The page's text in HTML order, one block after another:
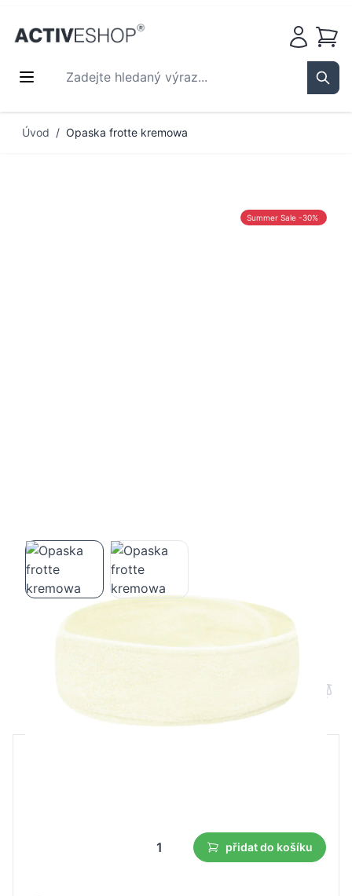
Zadejte hledaný výraz...
Košík
Úvod / Opaska frotte kremowa
Summer Sale -30%
Opaska frotte kremowa
B2B cena Maloobchodní cena
přidat do košíku